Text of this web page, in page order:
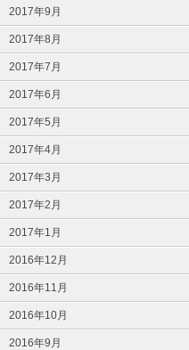
2017年9月
2017年8月
2017年7月
2017年6月
2017年5月
2017年4月
2017年3月
2017年2月
2017年1月
2016年12月
2016年11月
2016年10月
2016年9月